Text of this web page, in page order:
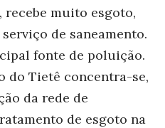
muito esgoto,
de saneamento.
fonte de poluição.
do Tietê concentra-se,
da rede de
de esgoto na